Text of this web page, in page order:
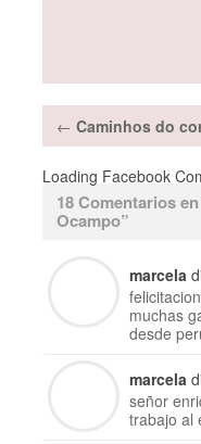
← Caminhos do
Loading Facebook
18 Comentarios en
Ocampo”
marcela
muchas
desde
marcela
señor
trabajo al